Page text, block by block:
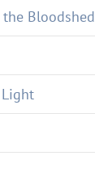
Bloodshed